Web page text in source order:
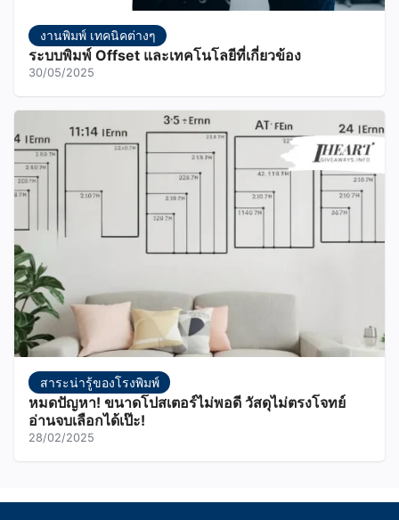
งานพิมพ์ เทคนิคต่างๆ
ระบบพิมพ์ Offset และเทคโนโลยีที่เกี่ยวข้อง
30/05/2025
สาระน่ารู้ของโรงพิมพ์
หมดปัญหา! ขนาดโปสเตอร์ไม่พอดี วัสดุไม่ตรงโจทย์
อ่านจบเลือกได้เป๊ะ!
28/02/2025